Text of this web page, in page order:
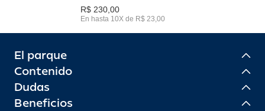
R$ 230,00
En hasta 10X de R$ 23,00
El parque
Contenido
Dudas
Beneficios